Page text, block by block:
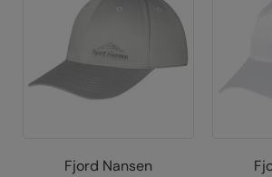
Fjord Nansen